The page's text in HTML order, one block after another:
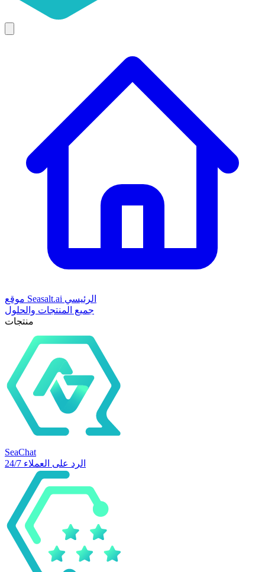
موقع Seasalt.ai الرئيسي
جميع المنتجات والحلول
منتجات
SeaChat
الرد على العملاء 24/7